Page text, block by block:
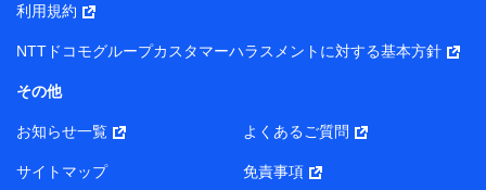
株式会社NTTドコモ・フィナンシャルグループ 代表取締役
社長 廣井 孝史
東京都中央区日本橋人形町2-14-10 アーバンネット日本橋
株式会社ドコモ・インシュアランス 代表取締役社長 吉
村 忠義
利用規約
NTTドコモグループカスタマーハラスメントに対する基本方針
その他
お知らせ一覧 よくあるご質問
サイトマップ 免責事項